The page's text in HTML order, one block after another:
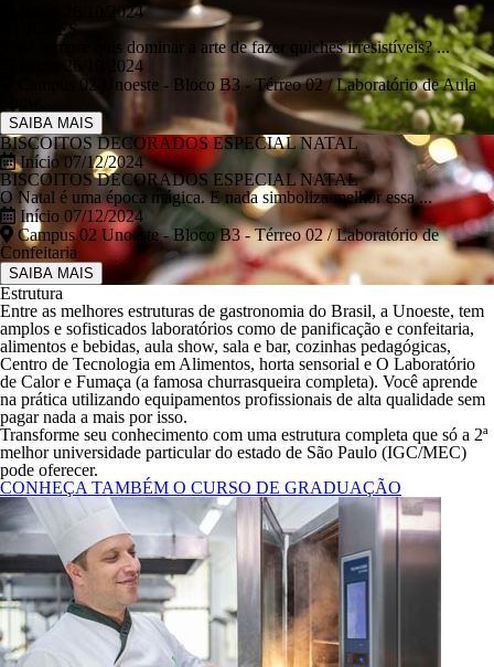
Início 26/10/2024
QUICHES
Você sempre quis dominar a arte de fazer quiches irresistíveis? ...
Início 26/10/2024
Campus 02 Unoeste - Bloco B3 - Térreo 02 / Laboratório de Aula
SAIBA MAIS
BISCOITOS DECORADOS ESPECIAL NATAL
Início 07/12/2024
BISCOITOS DECORADOS ESPECIAL NATAL
O Natal é uma época mágica. E nada simboliza melhor essa ...
Início 07/12/2024
Campus 02 Unoeste - Bloco B3 - Térreo 02 / Laboratório de
Confeitaria
SAIBA MAIS
Estrutura
Entre as melhores estruturas de gastronomia do Brasil, a Unoeste, tem
amplos e sofisticados laboratórios como de panificação e confeitaria,
alimentos e bebidas, aula show, sala e bar, cozinhas pedagógicas,
Centro de Tecnologia em Alimentos, horta sensorial e O Laboratório
de Calor e Fumaça (a famosa churrasqueira completa). Você aprende
na prática utilizando equipamentos profissionais de alta qualidade sem
pagar nada a mais por isso.
Transforme seu conhecimento com uma estrutura completa que só a 2ª
melhor universidade particular do estado de São Paulo (IGC/MEC)
pode oferecer.
CONHEÇA TAMBÉM O CURSO DE GRADUAÇÃO